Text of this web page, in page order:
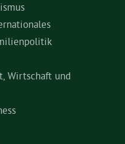
Wirtschaft und